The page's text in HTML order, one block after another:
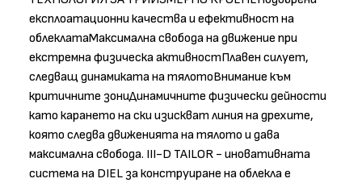
експлоатационни качества и ефективност на
облеклатаМаксимална свобода на движение при
екстремна физическа активностПлавен силует,
следващ динамиката на тялотоВнимание към
критичните зониДинамичните физически дейности
като карането на ски изискват линия на дрехите,
която следва движенията на тялото и дава
максимална свобода. III-D TAILOR - иновативната
система на DIEL за конструиране на облекла е